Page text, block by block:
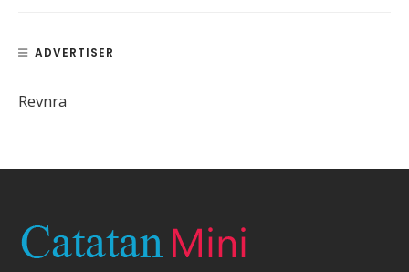
ADVERTISER
Revnra